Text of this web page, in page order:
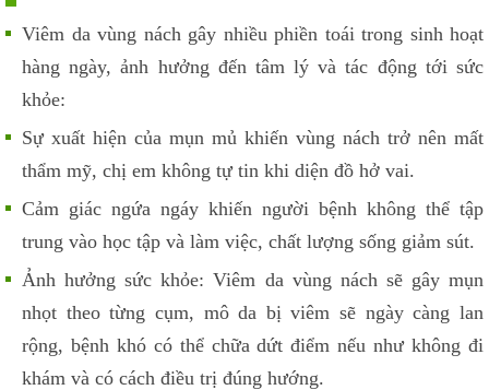
Viêm da vùng nách gây nhiều phiền toái trong sinh hoạt
hàng ngày, ảnh hưởng đến tâm lý và tác động tới sức
khỏe:
Sự xuất hiện của mụn mủ khiến vùng nách trở nên mất
thẩm mỹ, chị em không tự tin khi diện đồ hở vai.
Cảm giác ngứa ngáy khiến người bệnh không thể tập
trung vào học tập và làm việc, chất lượng sống giảm sút.
Ảnh hưởng sức khỏe: Viêm da vùng nách sẽ gây mụn
nhọt theo từng cụm, mô da bị viêm sẽ ngày càng lan
rộng, bệnh khó có thể chữa dứt điểm nếu như không đi
khám và có cách điều trị đúng hướng.